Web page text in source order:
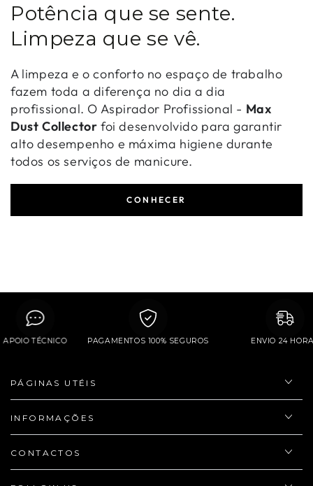
Potência que se sente.
Limpeza que se vê.
A limpeza e o conforto no espaço de trabalho
fazem toda a diferença no dia a dia
profissional. O Aspirador Profissional - Max
Dust Collector foi desenvolvido para garantir
alto desempenho e máxima higiene durante
todos os serviços de manicure.
CONHECER
APOIO TÉCNICO PAGAMENTOS 100% SEGUROS ENVIO 24
PÁGINAS UTÉIS
INFORMAÇÕES
CONTACTOS